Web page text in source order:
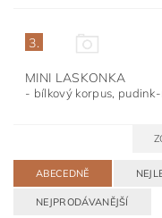
3.
MINI LASKONKA
- bílkový korpus,
ABECEDNĚ
NEJPRODÁVANĚJŠÍ